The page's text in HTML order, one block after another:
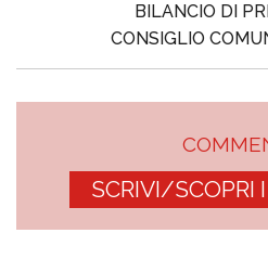
BILANCIO DI
CONSIGLIO
SCRIVI/SCOPRI